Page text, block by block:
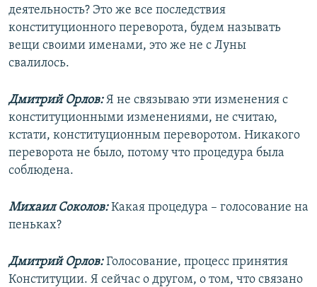
деятельность? Это же все последствия
конституционного переворота, будем называть
вещи своими именами, это же не с Луны
свалилось.
Дмитрий Орлов:Я не связываю эти изменения с
конституционными изменениями, не считаю,
кстати, конституционным переворотом. Никакого
переворота не было, потому что процедура была
соблюдена.
Михаил Соколов:Какая процедура – голосование на
пеньках?
Дмитрий Орлов:Голосование, процесс принятия
Конституции. Я сейчас о другом, о том, что связано